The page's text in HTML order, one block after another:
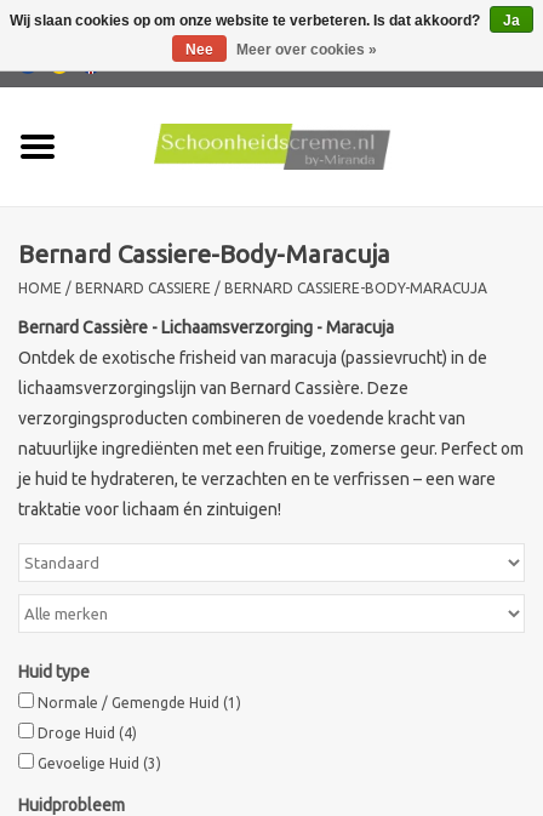
Producten
Huidproblemen
Mannen verzorging
Acties
Sothys Paris
Mila d'Opiz
Bernard cassiere
Pascaud
Bernard Cassiere-Body-Maracuja
HOME / BERNARD CASSIERE / BERNARD CASSIERE-BODY-MARACUJA
Bernard Cassière - Lichaamsverzorging - Maracuja
Ontdek de exotische frisheid van maracuja (passievrucht) in de
lichaamsverzorgingslijn van Bernard Cassière. Deze
verzorgingsproducten combineren de voedende kracht van
natuurlijke ingrediënten met een fruitige, zomerse geur. Perfect om
je huid te hydrateren, te verzachten en te verfrissen – een ware
traktatie voor lichaam én zintuigen!
Huid type
Normale / Gemengde Huid (1)
Droge Huid (4)
Gevoelige Huid (3)
Huidprobleem
Wij slaan cookies op om onze website te verbeteren. Is dat akkoord?
Ja
Nee
Meer over cookies »